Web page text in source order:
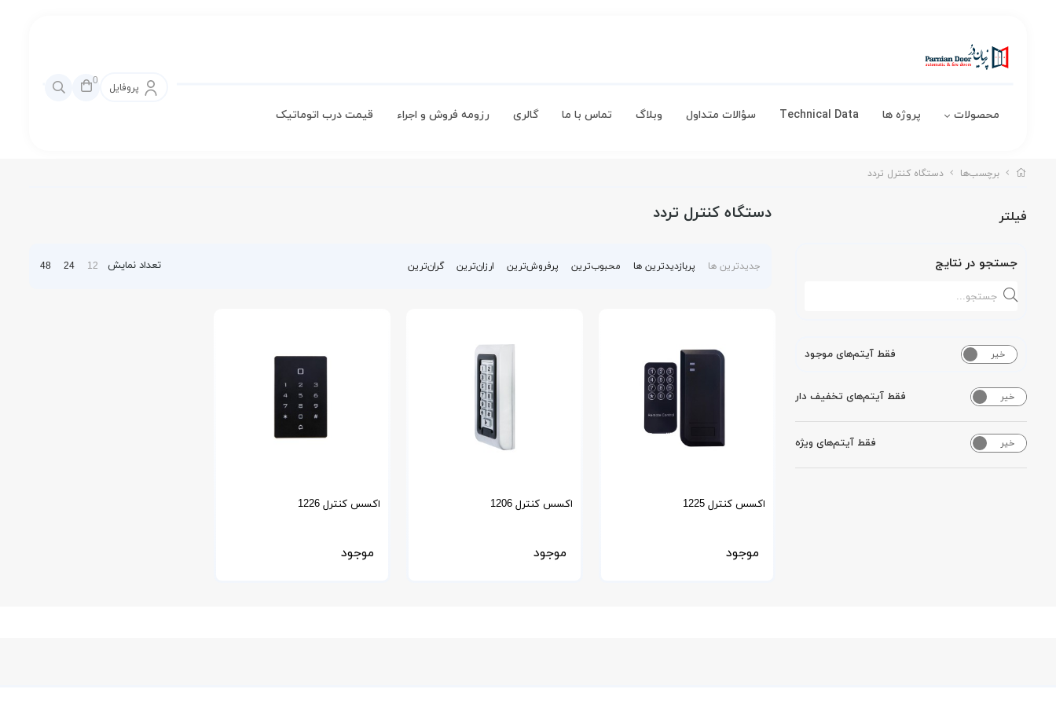
محصولات پروژه ها Technical Data سؤالات متداول وبلاگ تماس با ما گالری رزومه فروش و اجراء قیمت درب اتوماتیک
پروفایل
0
برچسب‌ها دستگاه کنترل تردد
فیلتر
جستجو در نتایج
خیر فقط آیتم‌های موجود
خیر فقط آیتم‌های تخفیف دار
خیر فقط آیتم‌های ویژه
دستگاه کنترل تردد
جدیدترین ها پربازدیدترین ها محبوب‌‌ترین پرفروش‌ترین ارزان‌ترین گران‌ترین تعداد نمایش 12
24
48
اکسس کنترل 1225
موجود
اکسس کنترل 1206
موجود
اکسس کنترل 1226
موجود